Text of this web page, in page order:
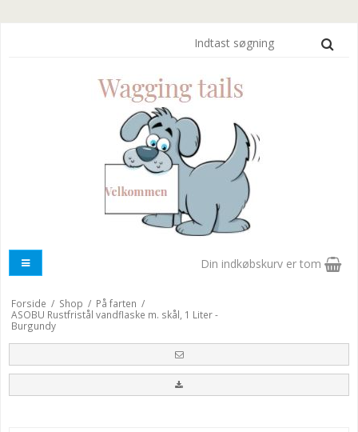
Din indkøbskurv er tom
Forside / Shop / På farten /
ASOBU Rustfristål vandflaske m. skål, 1 Liter -
Burgundy